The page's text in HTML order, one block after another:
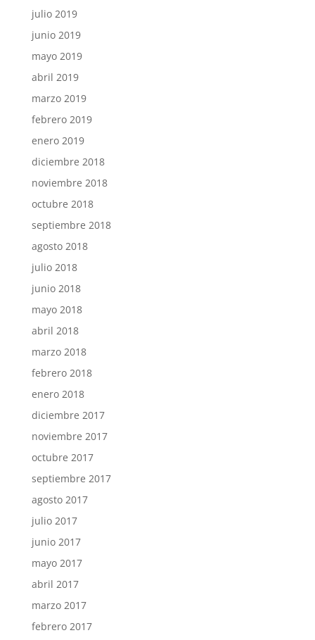
julio 2019
junio 2019
mayo 2019
abril 2019
marzo 2019
febrero 2019
enero 2019
diciembre 2018
noviembre 2018
octubre 2018
septiembre 2018
agosto 2018
julio 2018
junio 2018
mayo 2018
abril 2018
marzo 2018
febrero 2018
enero 2018
diciembre 2017
noviembre 2017
octubre 2017
septiembre 2017
agosto 2017
julio 2017
junio 2017
mayo 2017
abril 2017
marzo 2017
febrero 2017